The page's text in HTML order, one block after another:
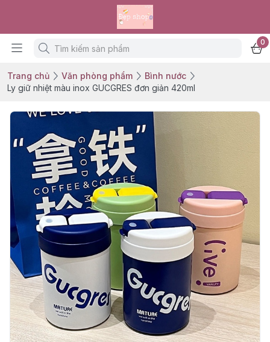
0
Trang chủ Văn phòng phẩm
Bình nước
Ly giữ nhiệt màu inox GUCGRES đơn giản 420ml